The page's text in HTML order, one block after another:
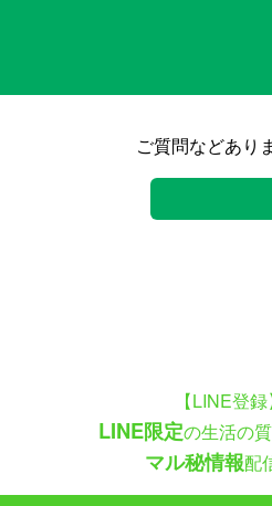
ご質問などあり
【LINE登
LINE限定の生活の
マル秘情報配